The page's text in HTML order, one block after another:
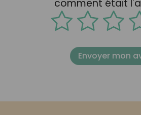
comment était
Envoyer mon